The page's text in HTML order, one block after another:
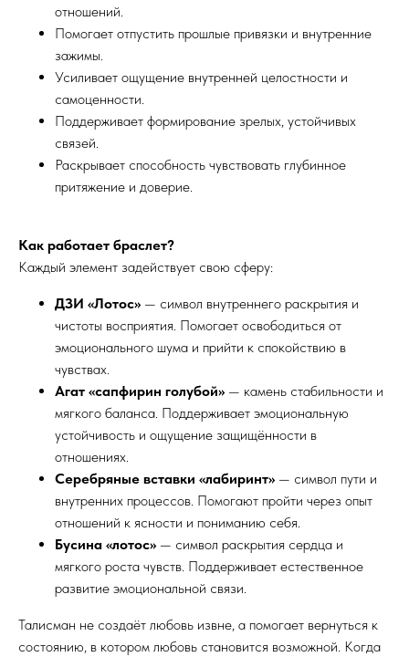
отношений.
Помогает отпустить прошлые привязки и внутренние
зажимы.
Усиливает ощущение внутренней целостности и
самоценности.
Поддерживает формирование зрелых, устойчивых
связей.
Раскрывает способность чувствовать глубинное
притяжение и доверие.
Как работает браслет?
Каждый элемент задействует свою сферу:
ДЗИ «Лотос» — символ внутреннего раскрытия и
чистоты восприятия. Помогает освободиться от
эмоционального шума и прийти к спокойствию в
чувствах.
Агат «сапфирин голубой» — камень стабильности и
мягкого баланса. Поддерживает эмоциональную
устойчивость и ощущение защищённости в
отношениях.
Серебряные вставки «лабиринт» — символ пути и
внутренних процессов. Помогают пройти через опыт
отношений к ясности и пониманию себя.
Бусина «лотос» — символ раскрытия сердца и
мягкого роста чувств. Поддерживает естественное
развитие эмоциональной связи.
Талисман не создаёт любовь извне, а помогает вернуться к
состоянию, в котором любовь становится возможной. Когда